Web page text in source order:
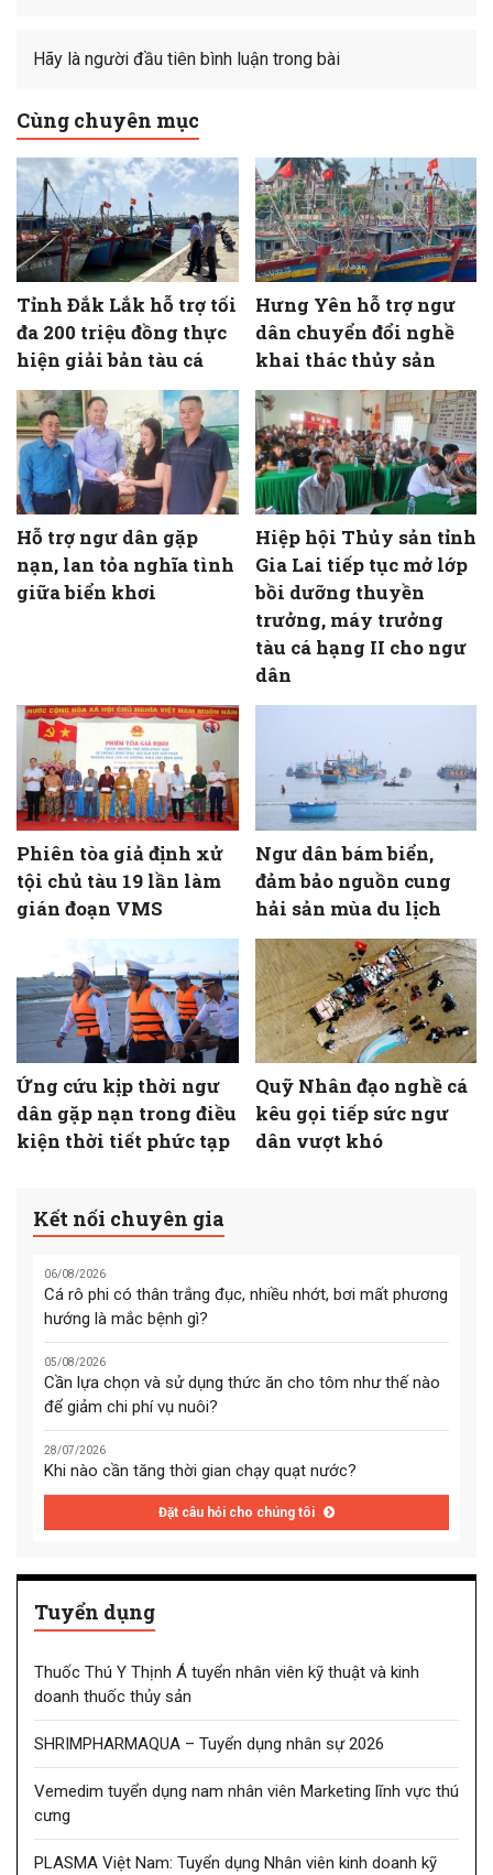
Hãy là người đầu tiên bình luận trong bài
Cùng chuyên mục
Tỉnh Đắk Lắk hỗ trợ tối
đa 200 triệu đồng thực
hiện giải bản tàu cá
Hưng Yên hỗ trợ ngư
dân chuyển đổi nghề
khai thác thủy sản
Hỗ trợ ngư dân gặp
nạn, lan tỏa nghĩa tình
giữa biển khơi
Hiệp hội Thủy sản tỉnh
Gia Lai tiếp tục mở lớp
bồi dưỡng thuyền
trưởng, máy trưởng
tàu cá hạng II cho ngư
dân
Phiên tòa giả định xử
tội chủ tàu 19 lần làm
gián đoạn VMS
Ngư dân bám biển,
đảm bảo nguồn cung
hải sản mùa du lịch
Ứng cứu kịp thời ngư
dân gặp nạn trong điều
kiện thời tiết phức tạp
Quỹ Nhân đạo nghề cá
kêu gọi tiếp sức ngư
dân vượt khó
Kết nối chuyên gia
06/08/2026
Cá rô phi có thân trắng đục, nhiều nhớt, bơi mất phương
hướng là mắc bệnh gì?
05/08/2026
Cần lựa chọn và sử dụng thức ăn cho tôm như thế nào
để giảm chi phí vụ nuôi?
28/07/2026
Khi nào cần tăng thời gian chạy quạt nước?
Đặt câu hỏi cho chúng tôi
Tuyển dụng
Thuốc Thú Y Thịnh Á tuyển nhân viên kỹ thuật và kinh
doanh thuốc thủy sản
SHRIMPHARMAQUA – Tuyển dụng nhân sự 2026
Vemedim tuyển dụng nam nhân viên Marketing lĩnh vực thú
cưng
PLASMA Việt Nam: Tuyển dụng Nhân viên kinh doanh kỹ